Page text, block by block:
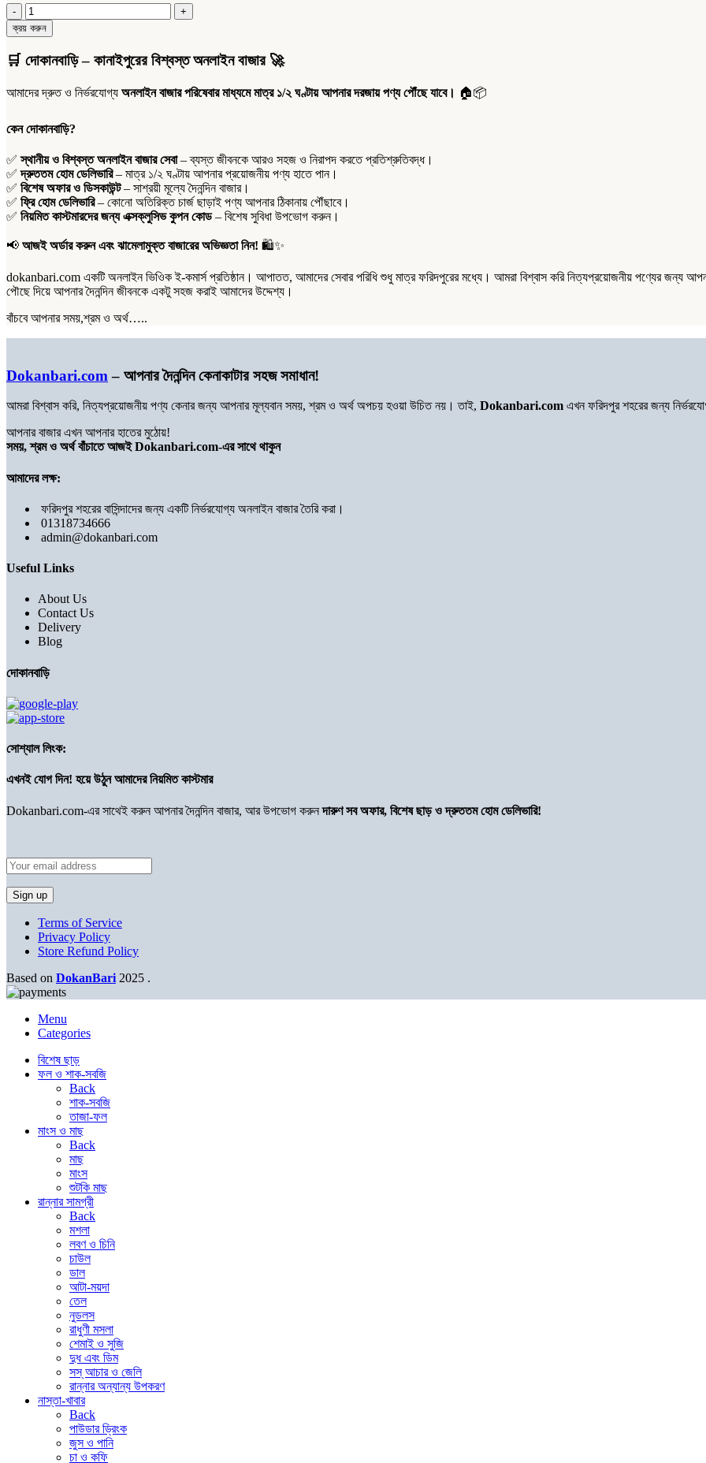
চিনিগুঁড়া
চাল
নরমাল
কেজি
ক্রয় করুন
🛒 দোকানবাড়ি – কানাইপুরের বিশ্বস্ত অনলাইন বাজার🚀
আমাদের দ্রুত ও নির্ভরযোগ্য অনলাইন বাজার পরিষেবার মাধ্যমে মাত্র ১/২ ঘণ্টায় আপনার দরজায় পণ্য পৌঁছে যাবে। 🏠📦
কেন দোকানবাড়ি?
✅স্থানীয় ও বিশ্বস্ত অনলাইন বাজার সেবা– ব্যস্ত জীবনকে আরও সহজ ও নিরাপদ করতে প্রতিশ্রুতিবদ্ধ।
✅দ্রুততম হোম ডেলিভারি– মাত্র ১/২ ঘণ্টায় আপনার প্রয়োজনীয় পণ্য হাতে পান।
✅ বিশেষ অফার ও ডিসকাউন্ট– সাশ্রয়ী মূল্যে দৈনন্দিন বাজার।
✅ ফ্রি হোম ডেলিভারি– কোনো অতিরিক্ত চার্জ ছাড়াই পণ্য আপনার ঠিকানায় পৌঁছাবে।
✅ নিয়মিত কাস্টমারদের জন্য এক্সক্লুসিভ কুপন কোড– বিশেষ সুবিধা উপভোগ করুন।
📢 আজই অর্ডার করুন এবং ঝামেলামুক্ত বাজারের অভিজ্ঞতা নিন! 🛍️✨
dokanbari.com একটি অনলাইন ভিওিক ই-কমার্স প্রতিষ্ঠান। আপাতত, আমাদের সেবার পরিধি শুধু মাত্র ফরিদপুরের মধ্যে। আমরা বিশ্বাস করি নিত্যপ্রয়োজনীয় পণ্যের জন্য
পৌছে দিয়ে আপনার দৈনন্দিন জীবনকে একটু সহজ করাই আমাদের উদ্দেশ্য।
বাঁচবে আপনার সময়,শ্রম ও অর্থ…..
Dokanbari.com – আপনার দৈনন্দিন কেনাকাটার সহজ সমাধান!
আমরা বিশ্বাস করি, নিত্যপ্রয়োজনীয় পণ্য কেনার জন্য আপনার মূল্যবান সময়, শ্রম ও অর্থ অপচয় হওয়া উচিত নয়। তাই, Dokanbari.com এখন ফরিদপুর শহরের জন্য
আপনার বাজার এখন আপনার হাতের মুঠোয়!
সময়, শ্রম ও অর্থ বাঁচাতে আজই Dokanbari.com-এর সাথে থাকুন
আমাদের লক্ষ:
ফরিদপুর শহরের বাসিন্দাদের জন্য একটি নির্ভরযোগ্য অনলাইন বাজার তৈরি করা।
01318734666
admin@dokanbari.com
Useful Links
About Us
Contact Us
Delivery
Blog
দোকানবাড়ি
সোশ্যাল লিংক:
এখনই যোগ দিন! হয়ে উঠুন আমাদের নিয়মিত কাস্টমার
Dokanbari.com-এর সাথেই করুন আপনার দৈনন্দিন বাজার, আর উপভোগ করুনদারুণ সব অফার, বিশেষ ছাড় ও দ্রুততম হোম ডেলিভারি!
Terms of Service
Privacy Policy
Store Refund Policy
Based on DokanBari 2025 .
Menu
Categories
বিশেষ ছাড়
ফল ও শাক-সবজি
Back
শাক-সবজি
তাজা-ফল
মাংস ও মাছ
Back
মাছ
মাংস
শুটকি মাছ
রান্নার সামগ্রী
Back
মশলা
লবণ ও চিনি
চাউল
ডাল
আটা-ময়দা
তেল
নুডলস
রাধুণী মসলা
শেমাই ও সুজি
দুধ এবং ডিম
সস্ আচার ও জেলি
রান্নার অন্যান্য উপকরণ
নাস্তা-খাবার
Back
পাউডার ড্রিংক
জুস ও পানি
চা ও কফি